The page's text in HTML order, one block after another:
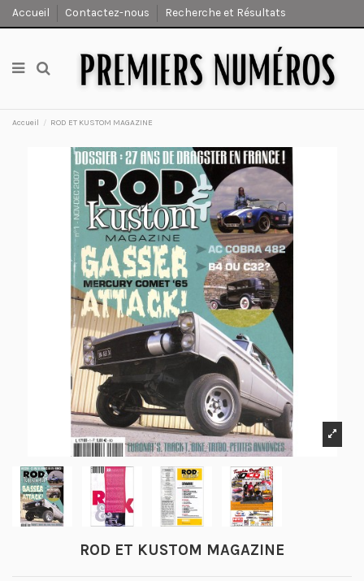
Accueil Contactez-nous Recherche et Résultats
Accueil ROD ET KUSTOM MAGAZINE
ROD ET KUSTOM MAGAZINE